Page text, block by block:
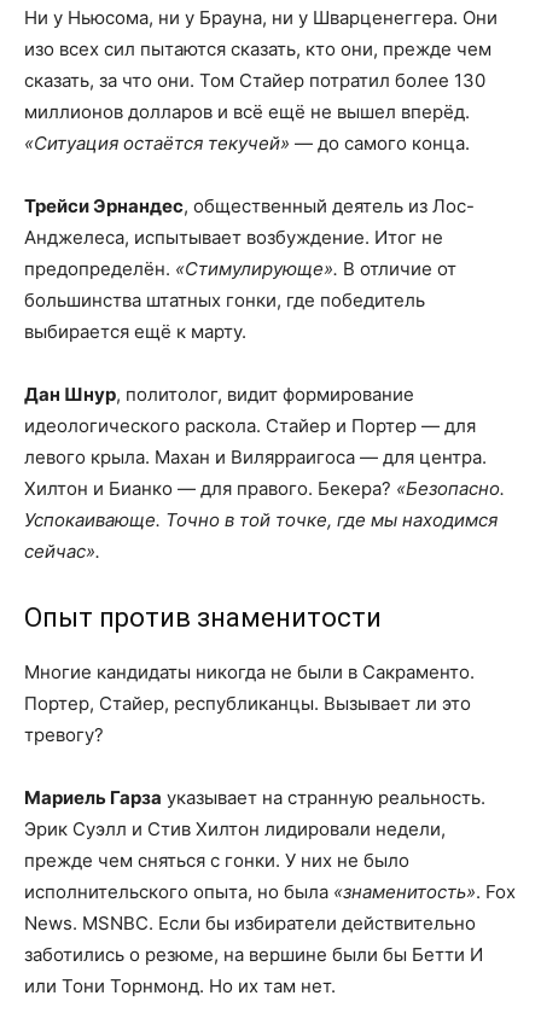
Ни у Ньюсома, ни у Брауна, ни у Шварценеггера. Они
изо всех сил пытаются сказать, кто они, прежде чем
сказать, за что они. Том Стайер потратил более 130
миллионов долларов и всё ещё не вышел вперёд.
«Ситуация остаётся текучей» — до самого конца.
Трейси Эрнандес, общественный деятель из Лос-
Анджелеса, испытывает возбуждение. Итог не
предопределён. «Стимулирующе». В отличие от
большинства штатных гонки, где победитель
выбирается ещё к марту.
Дан Шнур, политолог, видит формирование
идеологического раскола. Стайер и Портер — для
левого крыла. Махан и Вилярраигоса — для центра.
Хилтон и Бианко — для правого. Бекера? «Безопасно.
Успокаивающе. Точно в той точке, где мы находимся
сейчас».
Опыт против знаменитости
Многие кандидаты никогда не были в Сакраменто.
Портер, Стайер, республиканцы. Вызывает ли это
тревогу?
Мариель Гарза указывает на странную реальность.
Эрик Суэлл и Стив Хилтон лидировали недели,
прежде чем сняться с гонки. У них не было
исполнительского опыта, но была «знаменитость». Fox
News. MSNBC. Если бы избиратели действительно
заботились о резюме, на вершине были бы Бетти И
или Тони Торнмонд. Но их там нет.